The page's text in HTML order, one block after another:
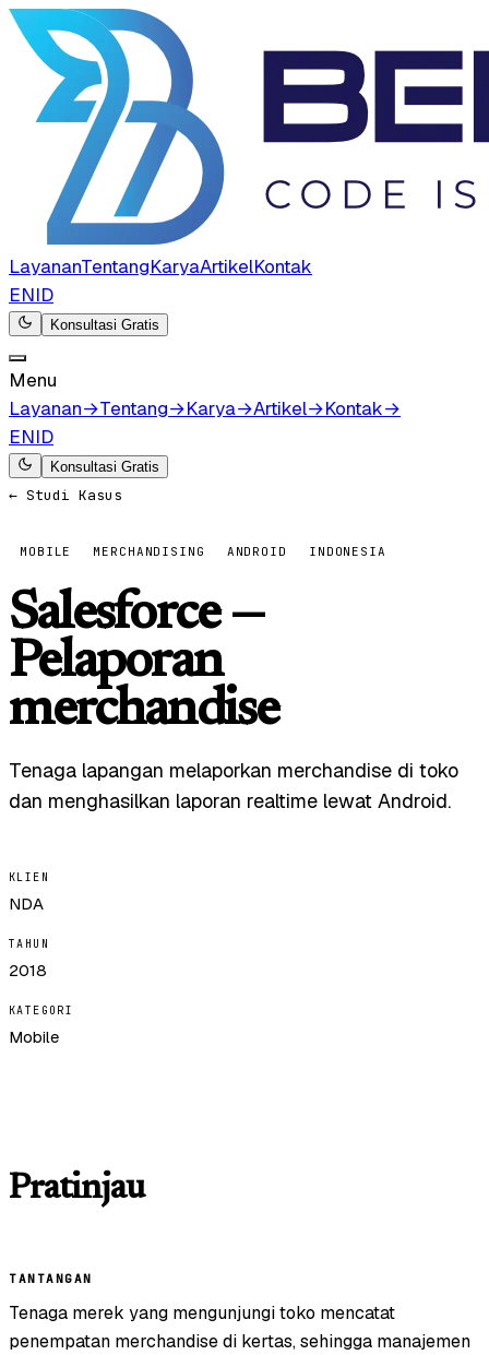
LayananTentangKaryaArtikelKontak
ENID
Konsultasi Gratis
Menu
Layanan→Tentang→Karya→Artikel→Kontak→
ENID
Konsultasi Gratis
← Studi Kasus
MOBILE MERCHANDISING ANDROID INDONESIA
Salesforce —
Pelaporan
merchandise
Tenaga lapangan melaporkan merchandise di toko
dan menghasilkan laporan realtime lewat Android.
KLIEN
NDA
TAHUN
2018
KATEGORI
Mobile
Pratinjau
TANTANGAN
Tenaga merek yang mengunjungi toko mencatat
penempatan merchandise di kertas, sehingga manajemen